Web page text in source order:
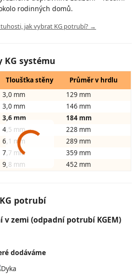
rodinných domů.
jak vybrat KG potrubí? →
KG systému
Tloušťka stěny
Průměr v hrdlu
3,0 mm
129 mm
3,0 mm
146 mm
3,6 mm
184 mm
4,5 mm
228 mm
6,1 mm
289 mm
7,7 mm
359 mm
9,8 mm 452 mm
potrubí
dodáváme